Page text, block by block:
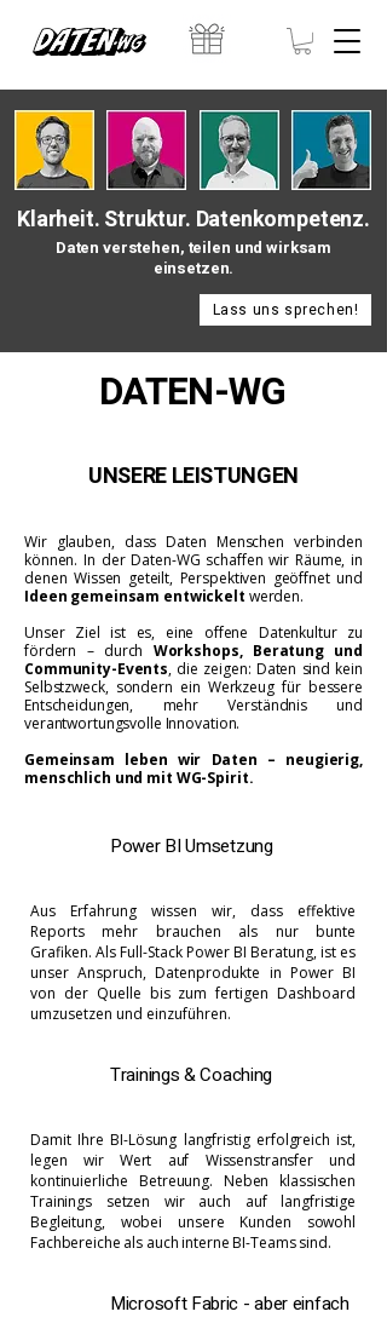
Klarheit. Struktur. Datenkompetenz.
Daten verstehen, teilen und wirksam
einsetzen.
Lass uns sprechen!
DATEN-WG
UNSERE LEISTUNGEN
Wir glauben, dass Daten Menschen verbinden
können. In der Daten-WG schaffen wir Räume, in
denen Wissen geteilt, Perspektiven geöffnet und
Ideen gemeinsam entwickelt werden.
Unser Ziel ist es, eine offene Datenkultur zu
fördern – durch Workshops, Beratung und
Community-Events, die zeigen: Daten sind kein
Selbstzweck, sondern ein Werkzeug für bessere
Entscheidungen, mehr Verständnis und
verantwortungsvolle Innovation.
Gemeinsam leben wir Daten – neugierig,
menschlich und mit WG-Spirit.
Power BIUmsetzung
Aus Erfahrung wissen wir, dass effektive
Reports mehr brauchen als nur bunte
Grafiken. Als Full-Stack Power BI Beratung, ist es
unser Anspruch, Datenprodukte in Power BI
von der Quelle bis zum fertigen Dashboard
umzusetzen und einzuführen.
Trainings & Coaching​
Damit Ihre BI-Lösung langfristig erfolgreich ist,
legen wir Wert auf Wissenstransfer und
kontinuierliche Betreuung. Neben klassischen
Trainings setzen wir auch auf langfristige
Begleitung, wobei unsere Kunden sowohl
Fachbereiche als auch interne BI-Teams sind.
Microsoft Fabric - aber einfach​